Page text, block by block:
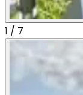
1 / 7